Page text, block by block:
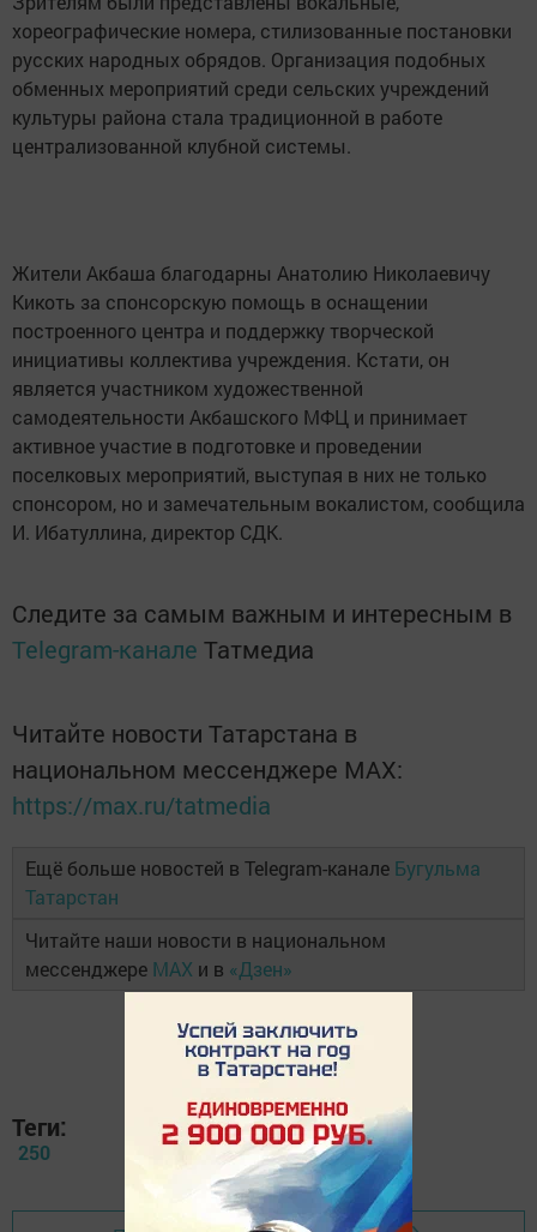
хореографические номера, стилизованные постановки
русских народных обрядов. Организация подобных
обменных мероприятий среди сельских учреждений
культуры района стала традиционной в работе
централизованной клубной системы.
Жители Акбаша благодарны Анатолию Николаевичу
Кикоть за спонсорскую помощь в оснащении
построенного центра и поддержку творческой
инициативы коллектива учреждения. Кстати, он
является участником художественной
самодеятельности Акбашского МФЦ и принимает
активное участие в подготовке и проведении
поселковых мероприятий, выступая в них не только
спонсором, но и замечательным вокалистом, сообщила
И. Ибатуллина, директор СДК.
Следите за самым важным и интересным в
Telegram-канале Татмедиа
Читайте новости Татарстана в
национальном мессенджере MАХ:
https://max.ru/tatmedia
Ещё больше новостей в Telegram-канале Бугульма
Татарстан
Читайте наши новости в национальном
мессенджере MAX и в «Дзен»
Теги:
250